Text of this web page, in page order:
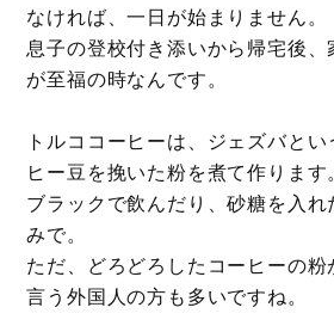
なければ、一日が始まりません。
息子の登校付き添いから帰宅後
が至福の時なんです。
トルココーヒーは、ジェズバと
ヒー豆を挽いた粉を煮て作ります。
ブラックで飲んだり、砂糖を入
みで。
ただ、どろどろしたコーヒーの粉
言う外国人の方も多いですね。